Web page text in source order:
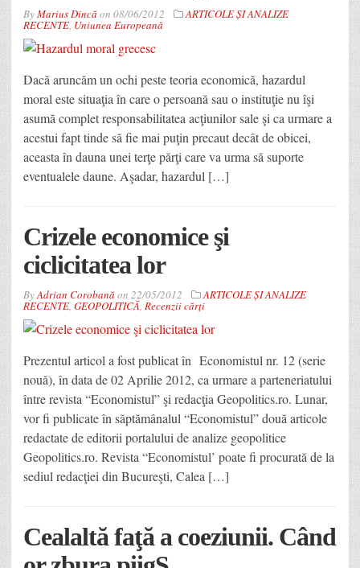
ByMarius Dincăon 08/06/2012 ARTICOLE ȘI ANALIZE
RECENTE, Uniunea Europeană
Dacă aruncăm un ochi peste teoria economică, hazardul
moral este situaţia în care o persoană sau o instituţie nu îşi
asumă complet responsabilitatea acţiunilor sale şi ca urmare a
acestui fapt tinde să fie mai puţin precaut decât de obicei,
aceasta în dauna unei terţe părţi care va urma să suporte
eventualele daune. Aşadar, hazardul […]
Crizele economice şi
ciclicitatea lor
ByAdrian Corobanăon 22/05/2012 ARTICOLE ȘI ANALIZE
RECENTE, GEOPOLITICĂ, Recenzii cărți
Prezentul articol a fost publicat în Economistul nr. 12 (serie
nouă), în data de 02 Aprilie 2012, ca urmare a parteneriatului
între revista “Economistul” şi redacţia Geopolitics.ro. Lunar,
vor fi publicate în săptămânalul “Economistul” două articole
redactate de editorii portalului de analize geopolitice
Geopolitics.ro. Revista “Economistul’ poate fi procurată de la
sediul redacţiei din Bucureşti, Calea […]
Cealaltă faţă a coeziunii. Când